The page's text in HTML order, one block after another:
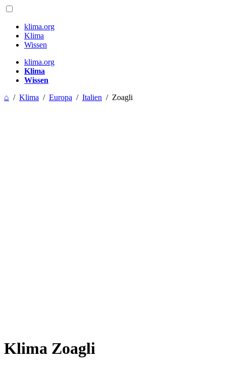
klima.org
Klima
Wissen
klima.org
Klima
Wissen
⌂ / Klima / Europa / Italien / Zoagli
Klima Zoagli